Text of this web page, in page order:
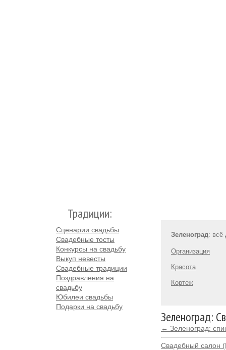
Традиции:
Сценарии свадьбы
Свадебные тосты
Конкурсы на свадьбу
Выкуп невесты
Свадебные традиции
Поздравления на
свадьбу
Юбилеи свадьбы
Подарки на свадьбу
Зеленоград: всё
Организация
Красота
Кортеж
Зеленоград:
← Зеленоград:
Свадебный салон